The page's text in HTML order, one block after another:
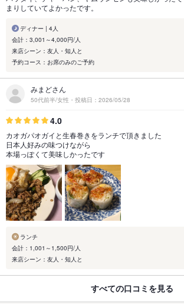
まりしていてよかったです。
ディナー | 4人
会計：3,001～4,000円/人
来店シーン：友人・知人と
予約コース：お席のみのご予約
みまどさん
50代前半/女性・投稿日：2026/05/28
4.0
カオガパオガイと生春巻きをランチで頂きました
日本人好みの味つけながら
本場っぽくて美味しかったです
ランチ
会計：1,001～1,500円/人
来店シーン：友人・知人と
すべての口コミを見る